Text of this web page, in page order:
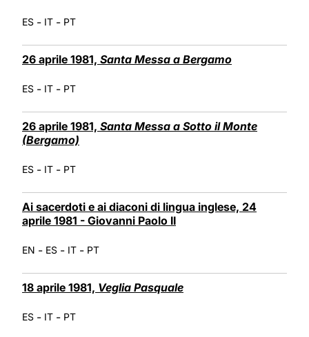
ES - IT - PT
26 aprile 1981, Santa Messa a Bergamo
ES - IT - PT
26 aprile 1981, Santa Messa a Sotto il Monte
(Bergamo)
ES - IT - PT
Ai sacerdoti e ai diaconi di lingua inglese, 24
aprile 1981 - Giovanni Paolo II
EN - ES - IT - PT
18 aprile 1981, Veglia Pasquale
ES - IT - PT